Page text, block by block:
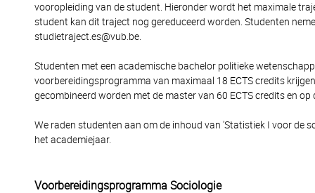
vooropleiding van de student. Hieronder wordt het maximale
student kan dit traject nog gereduceerd worden. Studenten
studietraject.es@vub.be.
Studenten met een academische bachelor politieke
voorbereidingsprogramma van maximaal 18 ECTS credits
gecombineerd worden met de master van 60 ECTS credits en
We raden studenten aan om de inhoud van 'Statistiek I voor de
het academiejaar.
Voorbereidingsprogramma Sociologie